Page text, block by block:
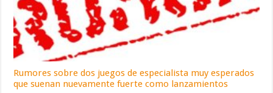
Rumores sobre dos juegos de especialista muy esperados
que suenan nuevamente fuerte como lanzamientos